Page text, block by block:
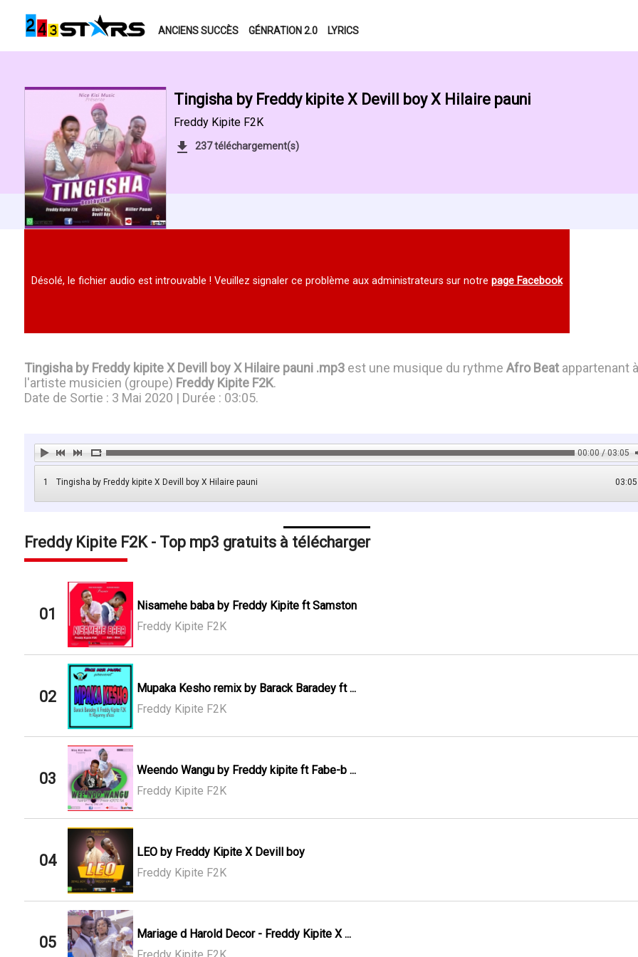
ANCIENS SUCCÈS GÉNRATION 2.0 LYRICS
Tingisha by Freddy kipite X Devill boy X Hilaire pauni
Freddy Kipite F2K
237 téléchargement(s)
Désolé, le fichier audio est introuvable ! Veuillez signaler ce problème aux administrateurs sur notre page Facebook
Tingisha by Freddy kipite X Devill boy X Hilaire pauni .mp3est une musique du rythme Afro Beatappartenant à
l'artiste musicien (groupe) Freddy Kipite F2K.
Date de Sortie : 3 Mai 2020 | Durée : 03:05.
00:00 / 03:05
1 03:05
Tingisha by Freddy kipite X Devill boy X Hilaire pauni
Freddy Kipite F2K - Top mp3 gratuits à télécharger
01
Nisamehe baba by Freddy Kipite ft Samston
Freddy Kipite F2K
02
Mupaka Kesho remix by Barack Baradey ft ...
Freddy Kipite F2K
03
Weendo Wangu by Freddy kipite ft Fabe-b ...
Freddy Kipite F2K
04
LEO by Freddy Kipite X Devill boy
Freddy Kipite F2K
05
Mariage d Harold Decor - Freddy Kipite X ...